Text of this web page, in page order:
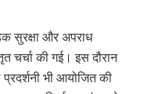
सुरक्षा और अपराध
चर्चा की गई। इस दौरान
भी आयोजित की